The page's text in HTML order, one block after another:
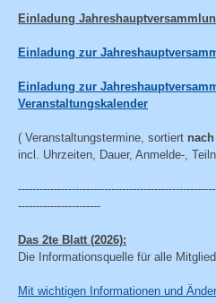
Einladung
Einladung zur
Einladung zur
Veranstaltungskalender
( Veranstaltungstermine, sortiert
incl. Uhrzeiten, Dauer, Anmelde-,
-----------------------
Das 2te Blatt (2026):
Die Informationsquelle für alle
Mit wichtigen Informationen und